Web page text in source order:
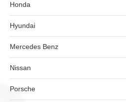
Honda
Hyundai
Mercedes Benz
Nissan
Porsche